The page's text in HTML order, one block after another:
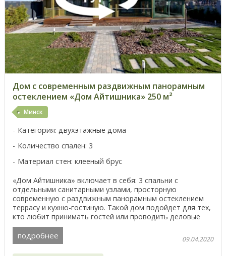
Дом с современным раздвижным панорамным
остеклением «Дом Айтишника» 250 м²
Минск
Категория: двухэтажные дома
Количество спален: 3
Материал стен: клееный брус
«Дом Айтишника» включает в себя: 3 спальни с
отдельными санитарными узлами, просторную
современную с раздвижным панорамным остеклением
террасу и кухню-гостиную. Такой дом подойдет для тех,
кто любит принимать гостей или проводить деловые
встречи на ...
подробнее 09.04.2020